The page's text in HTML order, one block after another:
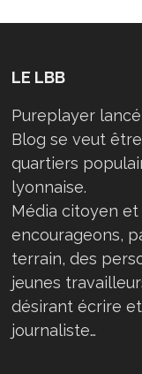
LE LBB
Pureplayer
Blog se veut être
quartiers
lyonnaise.
Média citoyen
encourageons,
terrain, des
jeunes
désirant écrire
journaliste…